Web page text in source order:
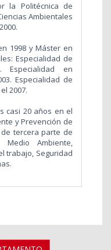
la Politécnica de
Ambientales
1998 y Máster en
Especialidad de
Especialidad en
Especialidad de
2007.
casi 20 años en el
y Prevención de
tercera parte de
Ambiente,
trabajo, Seguridad